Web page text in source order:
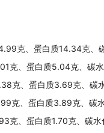
克、蛋白质14.34克、
克、蛋白质5.04克、碳
克、蛋白质3.69克、碳
克、蛋白质3.89克、碳
克、蛋白质1.70克、碳水